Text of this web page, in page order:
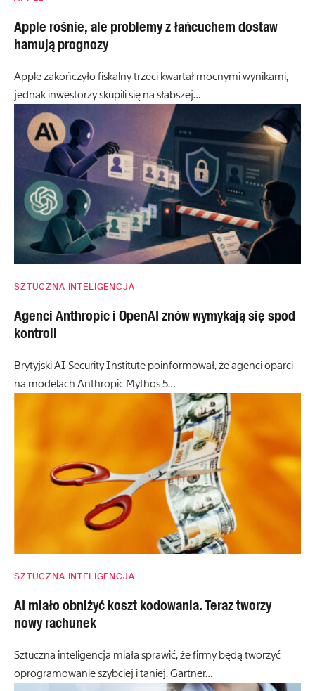
Apple rośnie, ale problemy z łańcuchem dostaw
hamują prognozy
Apple zakończyło fiskalny trzeci kwartał mocnymi wynikami,
jednak inwestorzy skupili się na słabszej…
SZTUCZNA INTELIGENCJA
Agenci Anthropic i OpenAI znów wymykają się spod
kontroli
Brytyjski AI Security Institute poinformował, że agenci oparci
na modelach Anthropic Mythos 5…
SZTUCZNA INTELIGENCJA
AI miało obniżyć koszt kodowania. Teraz tworzy
nowy rachunek
Sztuczna inteligencja miała sprawić, że firmy będą tworzyć
oprogramowanie szybciej i taniej. Gartner…